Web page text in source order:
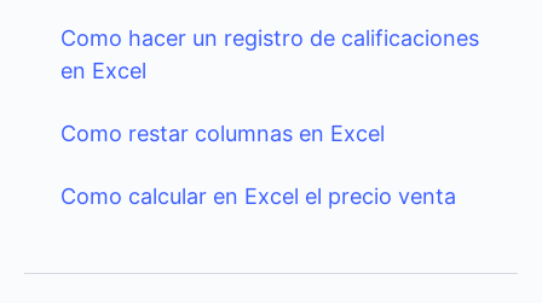
Como hacer un registro de calificaciones
en Excel
Como restar columnas en Excel
Como calcular en Excel el precio venta